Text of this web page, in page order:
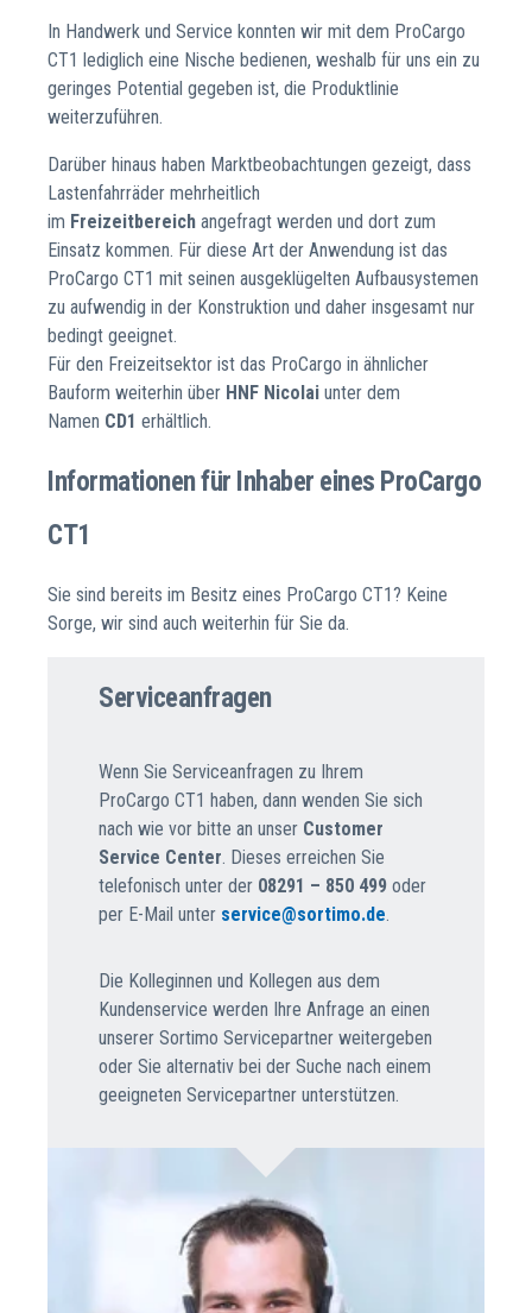
In Handwerk und Service konnten wir mit dem ProCargo
CT1 lediglich eine Nische bedienen, weshalb für uns ein zu
geringes Potential gegeben ist, die Produktlinie
weiterzuführen.
Darüber hinaus haben Marktbeobachtungen gezeigt, dass
Lastenfahrräder mehrheitlich
im Freizeitbereich angefragt werden und dort zum
Einsatz kommen. Für diese Art der Anwendung ist das
ProCargo CT1 mit seinen ausgeklügelten Aufbausystemen
zu aufwendig in der Konstruktion und daher insgesamt nur
bedingt geeignet.
Für den Freizeitsektor ist das ProCargo in ähnlicher
Bauform weiterhin über HNF Nicolai unter dem
Namen CD1 erhältlich.
Informationen für Inhaber eines ProCargo
CT1
Sie sind bereits im Besitz eines ProCargo CT1? Keine
Sorge, wir sind auch weiterhin für Sie da.
Serviceanfragen
Wenn Sie Serviceanfragen zu Ihrem
ProCargo CT1 haben, dann wenden Sie sich
nach wie vor bitte an unser Customer
Service Center. Dieses erreichen Sie
telefonisch unter der 08291 – 850 499 oder
per E-Mail unter service@sortimo.de.
Die Kolleginnen und Kollegen aus dem
Kundenservice werden Ihre Anfrage an einen
unserer Sortimo Servicepartner weitergeben
oder Sie alternativ bei der Suche nach einem
geeigneten Servicepartner unterstützen.